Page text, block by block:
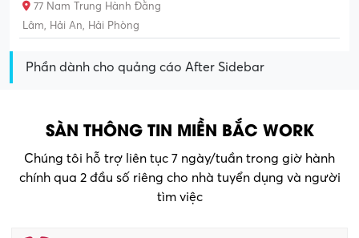
77 Nam Trung Hành Đằng
Lâm, Hải An, Hải Phòng
Phần dành cho quảng cáo After Sidebar
SÀN THÔNG TIN MIỀN BẮC WORK
Chúng tôi hỗ trợ liên tục 7 ngày/tuần trong giờ hành
chính qua 2 đầu số riêng cho nhà tuyển dụng và người
tìm việc